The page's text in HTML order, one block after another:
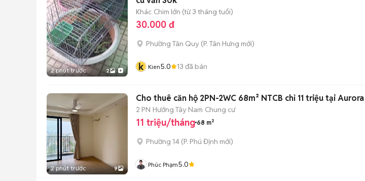
2 phút trước 2
Khác Chim lớn (từ 3 tháng tuổi)
30.000 đ
Phường Tân Quy (P. Tân Hưng mới)
k Kien5.0 13 đã bán
2 phút trước 9
Cho thuê căn hộ 2PN-2WC 68m² NTCB chỉ 11 triệu tại Aurora
2 PN Hướng Tây Nam Chung cư
11 triệu/tháng 68 m²
Phường 14 (P. Phú Định mới)
Phúc Phạm5.0